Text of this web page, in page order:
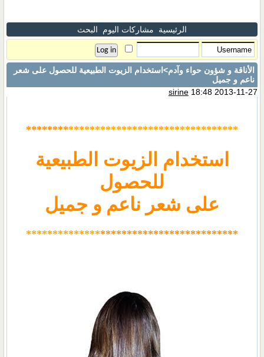
الرئيسية مشاركات اليوم البحث
الأناقة و شؤون حواء وآدم>استخدام الزيوت الطبيعية للحصول على شعر
ناعم و جميل
sirine18:48 2013-11-27
********************
************
********
استخدام الزيوت الطبيعية
للحصول
على شعر ناعم و جميل
**************************
**************